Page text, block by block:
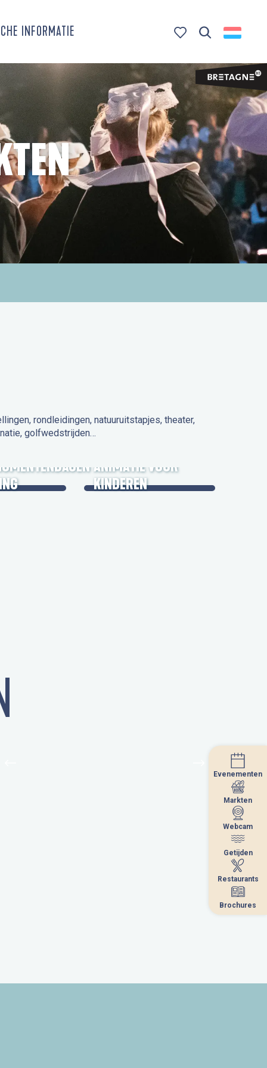
INFORMATIE
Evenementen
Markten
Webcam
Getijden
Restaurants
Brochures
rondleidingen, natuuruitstapjes, theater,
golfwedstrijden…
ANIMATIE VOOR
KINDEREN